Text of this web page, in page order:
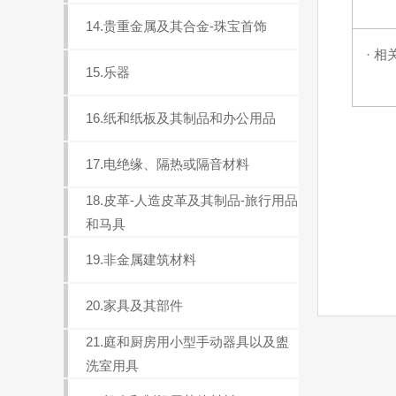
14.贵重金属及其合金-珠宝首饰
15.乐器
16.纸和纸板及其制品和办公用品
17.电绝缘、隔热或隔音材料
18.皮革-人造皮革及其制品-旅行用品
和马具
19.非金属建筑材料
20.家具及其部件
21.庭和厨房用小型手动器具以及盥
洗室用具
· 相